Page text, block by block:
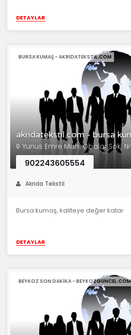
DETAYLAR
akridatekstil.com - bursa
BURSA KUMAŞ - AKRIDATEKSTIL.COM
Yunus Emre Mah. Obalar Sok.
902243605554
Akrida Tekstil
Bursa kumaş, kaliteye değer katar
DETAYLAR
BEYKOZ SON DAKIKA - BEYKOZGUNCEL.COM